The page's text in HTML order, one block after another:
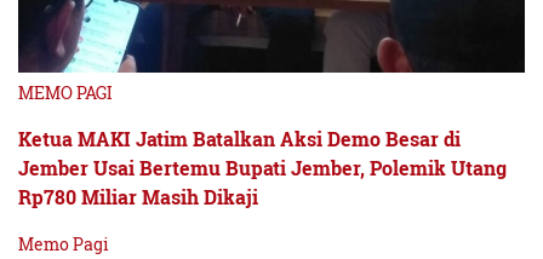
MEMO PAGI
Ketua MAKI Jatim Batalkan Aksi Demo Besar di
Jember Usai Bertemu Bupati Jember, Polemik Utang
Rp780 Miliar Masih Dikaji
Memo Pagi